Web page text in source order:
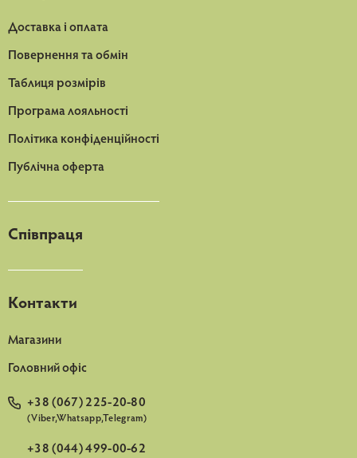
Доставка і оплата
Повернення та обмін
Таблиця розмірів
Програма лояльності
Політика конфіденційності
Публічна оферта
Співпраця
Контакти
Магазини
Головний офіс
+38 (067) 225-20-80
(Viber,Whatsapp,Telegram)
+38 (044) 499-00-62